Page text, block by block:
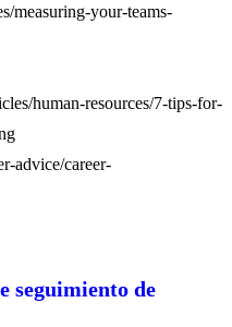
measuring-your-teams-
human-resources/7-tips-for-
advice/career-
seguimiento de